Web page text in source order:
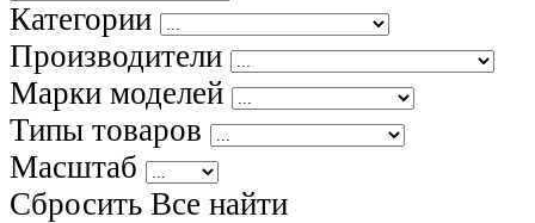
Категории
Производители
Марки моделей
Типы товаров
Масштаб
Сбросить Все найти